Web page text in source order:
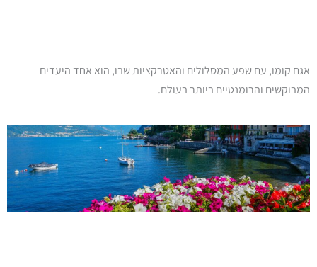
אגם קומו, עם שפע המסלולים והאטרקציות שבו, הוא אחד היעדים
המבוקשים והרומנטיים ביותר בעולם.